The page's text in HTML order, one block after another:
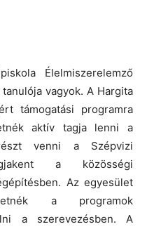
Élelmiszerelemző
vagyok. A Hargita
támogatási programra
aktív tagja lenni a
venni a Szépvizi
a közösségi
Az egyesület
a programok
a szerevezésben. A